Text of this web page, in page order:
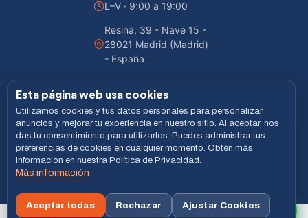
L–V · 9:00 a 19:00
Resina, 39 - Nave 15 -
28021 Madrid (Madrid)
- España
© 2026 Sofycon · Todos los derechos reservados
Desarrollado porLiveCommerce
Aviso legal
MASTERCARD BIZUM
Esta página web usa cookies
Utilizamos cookies y tus datos personales para personalizar
anuncios y mejorar tu experiencia en nuestro sitio. Al aceptar, nos
das tu consentimiento para utilizarlos. Puedes administrar tus
preferencias de cookies en cualquier momento. Obtén más
información en nuestra Política de Privacidad.
Más información
Aceptar todas Rechazar Ajustar Cookies